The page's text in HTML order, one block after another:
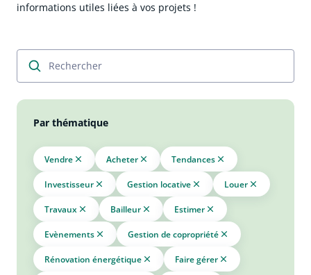
informations utiles liées à vos projets !
Par thématique
Vendre Acheter Tendances
Investisseur Gestion locative Louer
Travaux Bailleur Estimer
Evènements Gestion de copropriété
Rénovation énergétique Faire gérer